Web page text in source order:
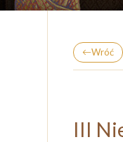
Wróć
III